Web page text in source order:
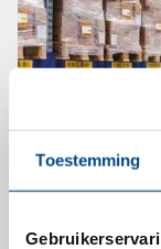
Toestemming
Verpackt,